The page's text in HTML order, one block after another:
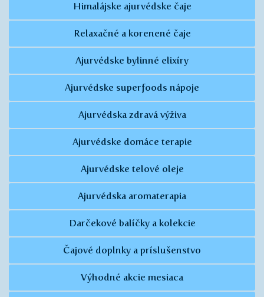
Himalájske ajurvédske čaje
Relaxačné a korenené čaje
Ajurvédske bylinné elixíry
Ajurvédske superfoods nápoje
Ajurvédska zdravá výživa
Ajurvédske domáce terapie
Ajurvédske telové oleje
Ajurvédska aromaterapia
Darčekové balíčky a kolekcie
Čajové doplnky a príslušenstvo
Výhodné akcie mesiaca